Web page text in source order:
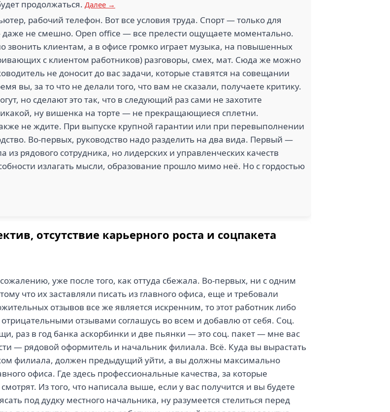
продолжаться. Далее →
рабочий телефон. Вот все условия труда. Спорт — только для
даже не смешно. Open office — все прелести ощущаете моментально.
звонить клиентам, а в офисе громко играет музыка, на повышенных
с клиентом работников) разговоры, смех, мат. Сюда же можно
не доносит до вас задачи, которые ставятся на совещании
вы, за то что не делали того, что вам не сказали, получаете критику.
но сделают это так, что в следующий раз сами не захотите
ну вишенка на торте — не прекращающиеся сплетни.
не ждите. При выпуске крупной гарантии или при перевыполнении
Во-первых, руководство надо разделить на два вида. Первый —
рядового сотрудника, но лидерских и управленческих качеств
излагать мысли, образование прошло мимо неё. Но с гордостью
отсутствие карьерного роста и соцпакета
уже после того, как оттуда сбежала. Во-первых, ни с одним
что их заставляли писать из главного офиса, еще и требовали
отзывов все же является искренним, то этот работник либо
отзывами соглашусь во всем и добавлю от себя. Соц.
раз в год банка аскорбинки и две пьянки — это соц. пакет — мне вас
— рядовой оформитель и начальник филиала. Всё. Куда вы вырастать
филиала, должен предыдущий уйти, а вы должны максимально
офиса. Где здесь профессиональные качества, за которые
Из того, что написала выше, если у вас получится и вы будете
под дудку местного начальника, ну разумеется стелиться перед